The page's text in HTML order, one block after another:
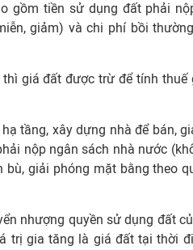
gồm tiền sử dụng đất phải
giảm) và chi phí bồi
giá đất được trừ để tính thuế
tầng, xây dựng nhà để bán,
nộp ngân sách nhà nước
giải phóng mặt bằng theo
nhượng quyền sử dụng đất
trị gia tăng là giá đất tại thời